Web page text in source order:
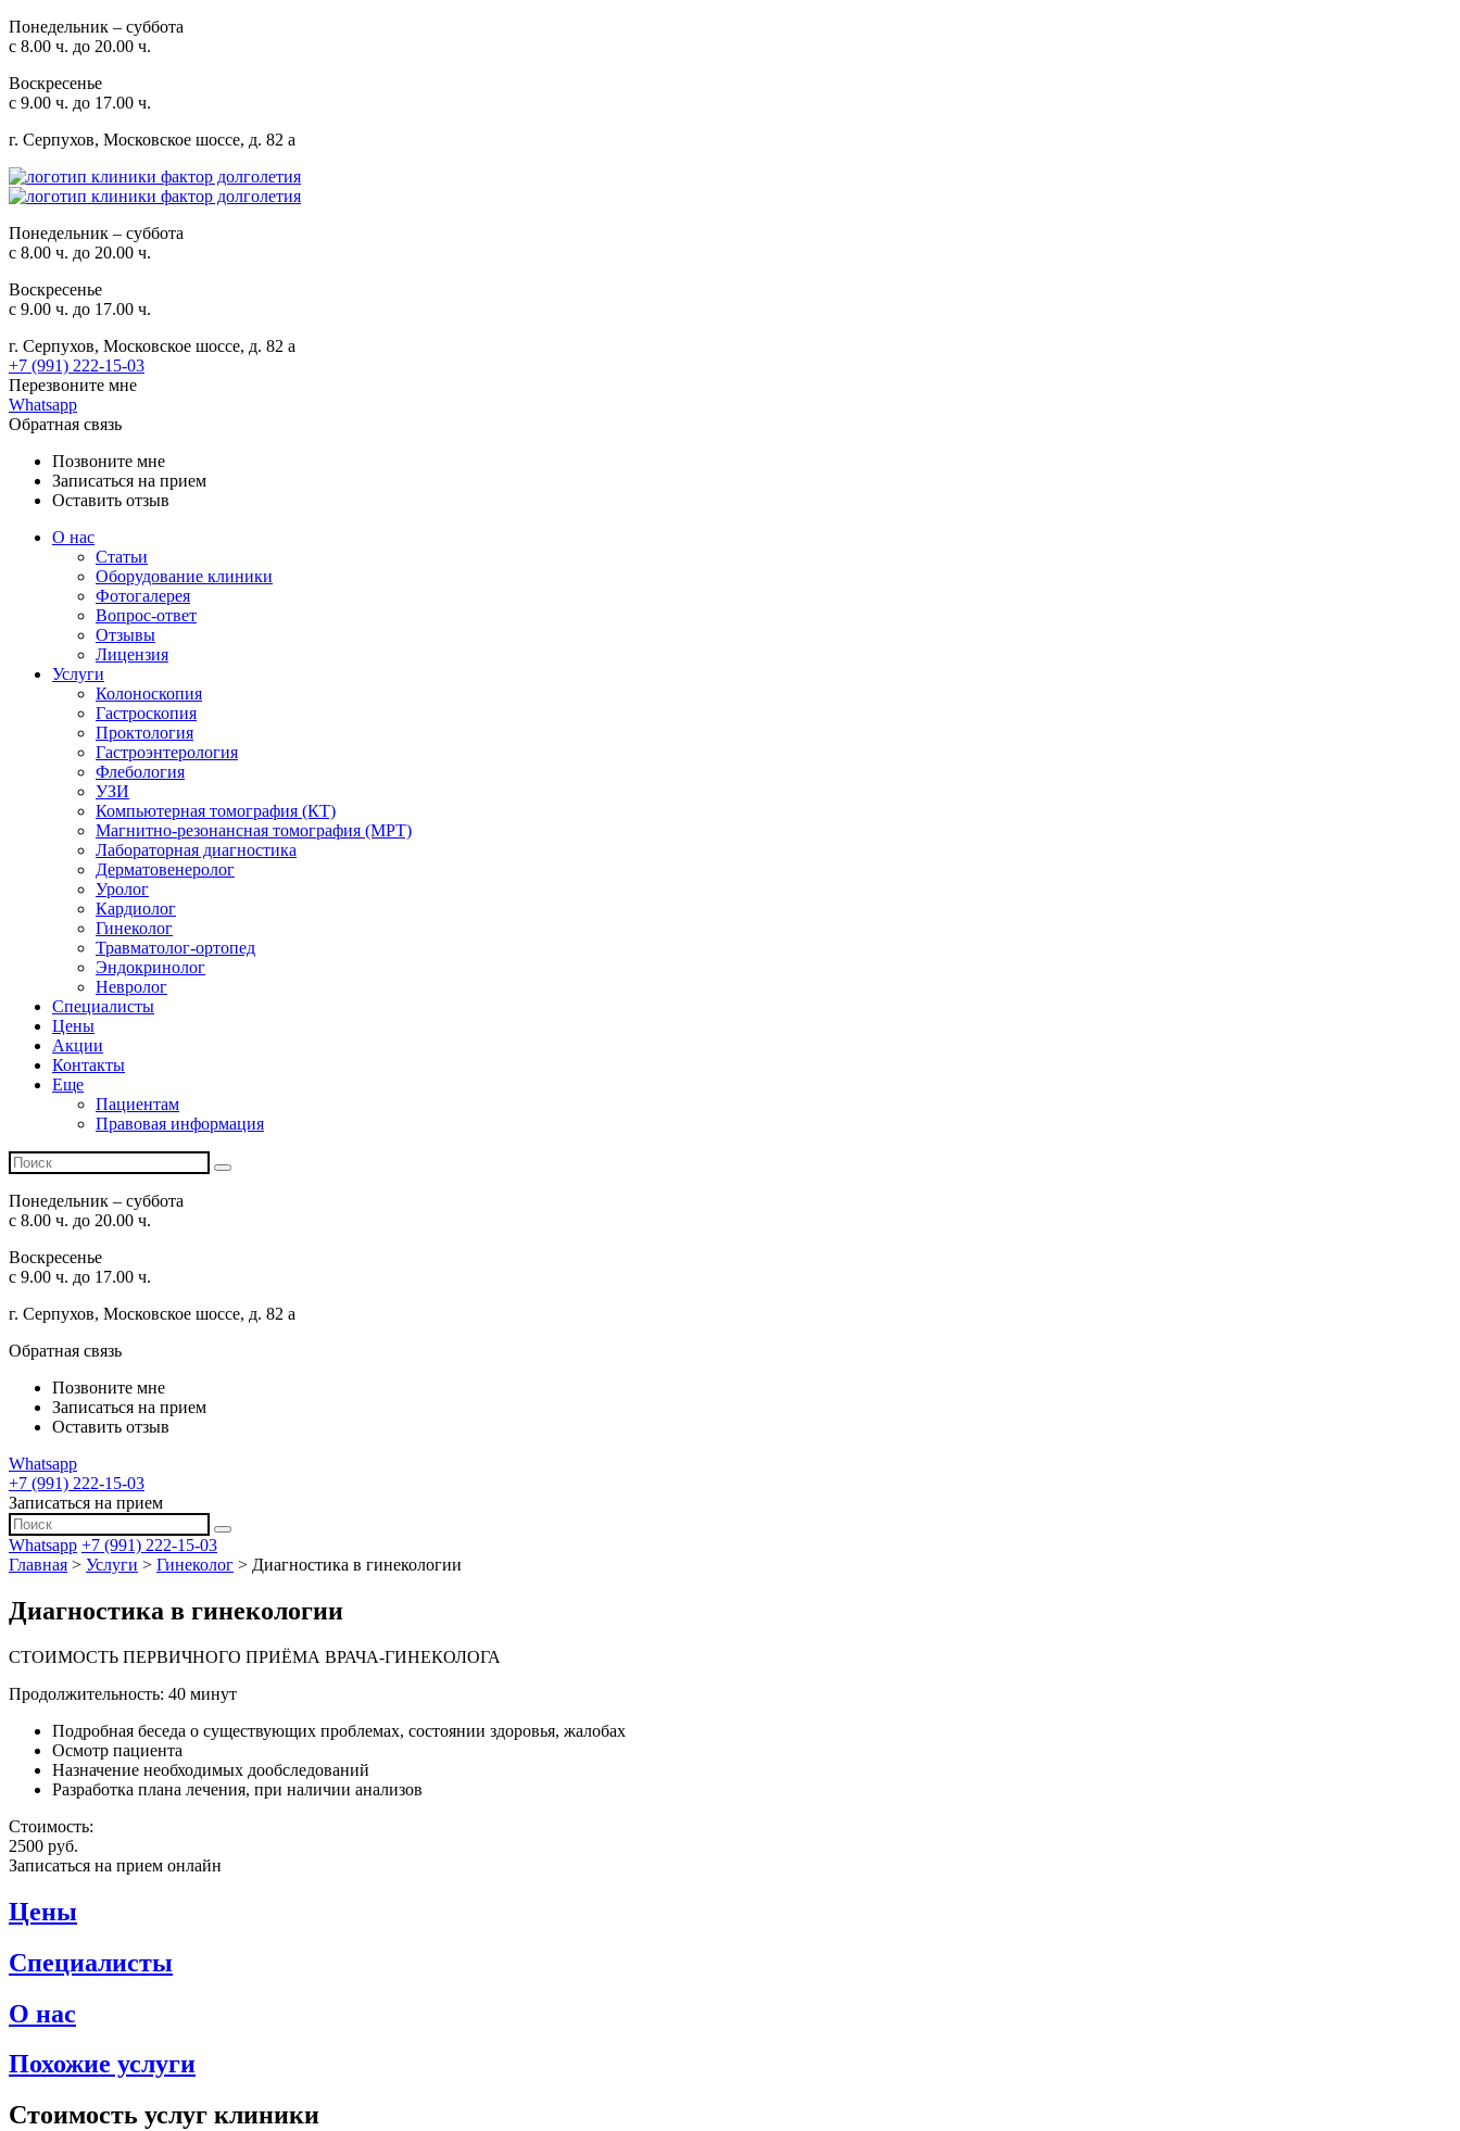
Понедельник – суббота
с 8.00 ч. до 20.00 ч.
Воскресенье
с 9.00 ч. до 17.00 ч.
г. Серпухов, Московское шоссе, д. 82 а
Понедельник – суббота
с 8.00 ч. до 20.00 ч.
Воскресенье
с 9.00 ч. до 17.00 ч.
г. Серпухов, Московское шоссе, д. 82 а
+7 (991) 222-15-03
Перезвоните мне
Whatsapp
Обратная связь
Позвоните мне
Записаться на прием
Оставить отзыв
О нас
Статьи
Оборудование клиники
Фотогалерея
Вопрос-ответ
Отзывы
Лицензия
Услуги
Колоноскопия
Гастроскопия
Проктология
Гастроэнтерология
Флебология
УЗИ
Компьютерная томография (КТ)
Магнитно-резонансная томография (МРТ)
Лабораторная диагностика
Дерматовенеролог
Уролог
Кардиолог
Гинеколог
Травматолог-ортопед
Эндокринолог
Невролог
Специалисты
Цены
Акции
Контакты
Еще
Пациентам
Правовая информация
Понедельник – суббота
с 8.00 ч. до 20.00 ч.
Воскресенье
с 9.00 ч. до 17.00 ч.
г. Серпухов, Московское шоссе, д. 82 а
Обратная связь
Позвоните мне
Записаться на прием
Оставить отзыв
Whatsapp
+7 (991) 222-15-03
Записаться на прием
Whatsapp +7 (991) 222-15-03
Главная > Услуги > Гинеколог > Диагностика в гинекологии
Диагностика в гинекологии
СТОИМОСТЬ ПЕРВИЧНОГО ПРИЁМА ВРАЧА-ГИНЕКОЛОГА
Продолжительность: 40 минут
Подробная беседа о существующих проблемах, состоянии здоровья, жалобах
Осмотр пациента
Назначение необходимых дообследований
Разработка плана лечения, при наличии анализов
Стоимость:
2500 руб.
Записаться на прием онлайн
Цены
Специалисты
О нас
Похожие услуги
Стоимость услуг клиники